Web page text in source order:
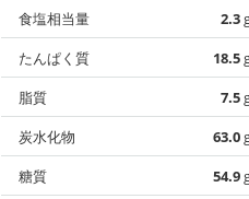
食塩相当量
2.3
たんぱく質
18.5
脂質
7.5
炭水化物
63.0
糖質
54.9